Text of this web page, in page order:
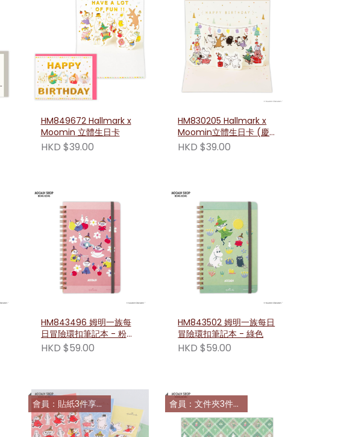
HM849672 Hallmark x
Moomin 立體生日卡
HKD $39.00
HM830205 Hallmark x
Moomin立體生日卡 (慶
祝場景款)
HKD $39.00
HM843496 姆明一族每
日冒險環扣筆記本 - 粉紅
色
HKD $59.00
HM843502 姆明一族每日
冒險環扣筆記本 - 綠色
HKD $59.00
會員：貼紙3件享85折 會員：文件夾3件享9折